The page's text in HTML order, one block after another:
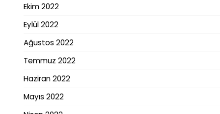
Ekim 2022
Eylül 2022
Ağustos 2022
Temmuz 2022
Haziran 2022
Mayıs 2022